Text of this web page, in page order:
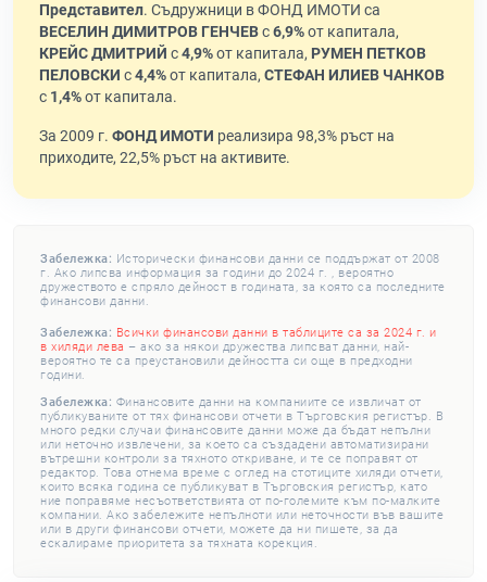
Представител. Съдружници в ФОНД ИМОТИ са
ВЕСЕЛИН ДИМИТРОВ ГЕНЧЕВс6,9%от капитала,
КРЕЙС ДМИТРИЙ с4,9%от капитала, РУМЕН ПЕТКОВ
ПЕЛОВСКИ с4,4%от капитала, СТЕФАН ИЛИЕВ ЧАНКОВ
с 1,4%от капитала.
За 2009 г. ФОНД ИМОТИ реализира 98,3% ръст на
приходите, 22,5% ръст на активите.
Забележка: Исторически финансови данни се поддържат от 2008
г. Ако липсва информация за години до 2024 г. , вероятно
дружеството е спряло дейност в годината, за която са последните
финансови данни.
Забележка: Всички финансови данни в таблиците са за 2024 г. и
в хиляди лева – ако за някои дружества липсват данни, най-
вероятно те са преустановили дейността си още в предходни
години.
Забележка: Финансовите данни на компаниите се извличат от
публикуваните от тях финансови отчети в Търговския регистър. В
много редки случаи финансовите данни може да бъдат непълни
или неточно извлечени, за което са създадени автоматизирани
вътрешни контроли за тяхното откриване, и те се поправят от
редактор. Това отнема време с оглед на стотиците хиляди отчети,
които всяка година се публикуват в Търговския регистър, като
ние поправяме несъответствията от по-големите към по-малките
компании. Ако забележите непълноти или неточности във вашите
или в други финансови отчети, можете да ни пишете, за да
ескалираме приоритета за тяхната корекция.